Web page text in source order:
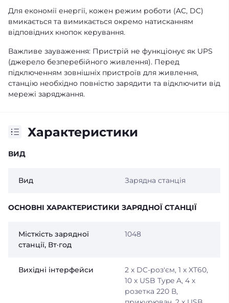
Для економії енергії, кожен режим роботи (AC, DC)
вмикається та вимикається окремо натисканням
відповідних кнопок керування.
Важливе зауваження: Пристрій не функціонує як UPS
(джерело безперебійного живлення). Перед
підключенням зовнішніх пристроїв для живлення,
станцію необхідно повністю зарядити та відключити від
мережі заряджання.
Характеристики
ВИД
Вид Зарядна станція
ОСНОВНІ ХАРАКТЕРИСТИКИ ЗАРЯДНОЇ СТАНЦІЇ
Місткість зарядної
станції, Вт·год
1048
Вихідні інтерфейси
2 x DC-роз'єм, 1 x XT60,
10 x USB Type A, 4 х
розетка 220 В,